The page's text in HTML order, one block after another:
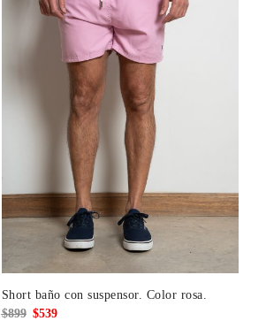
Short baño con suspensor. Color rosa.
$899 El
$539El